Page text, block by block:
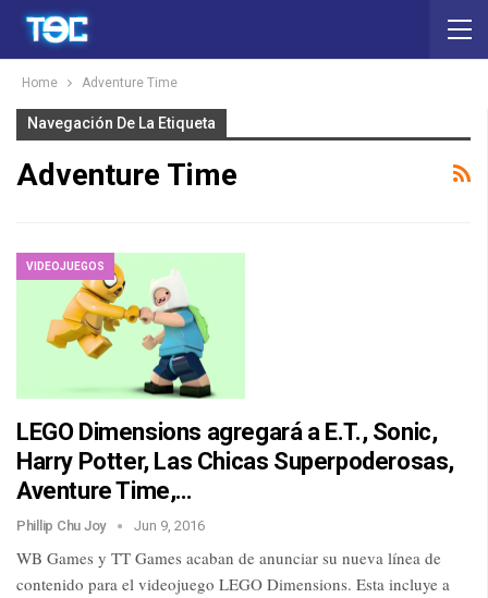
Home Adventure Time
Navegación De La Etiqueta
Adventure Time
VIDEOJUEGOS
LEGO Dimensions agregará a E.T., Sonic,
Harry Potter, Las Chicas Superpoderosas,
Aventure Time,…
Phillip Chu Joy Jun 9, 2016
WB Games y TT Games acaban de anunciar su nueva línea de
contenido para el videojuego LEGO Dimensions. Esta incluye a